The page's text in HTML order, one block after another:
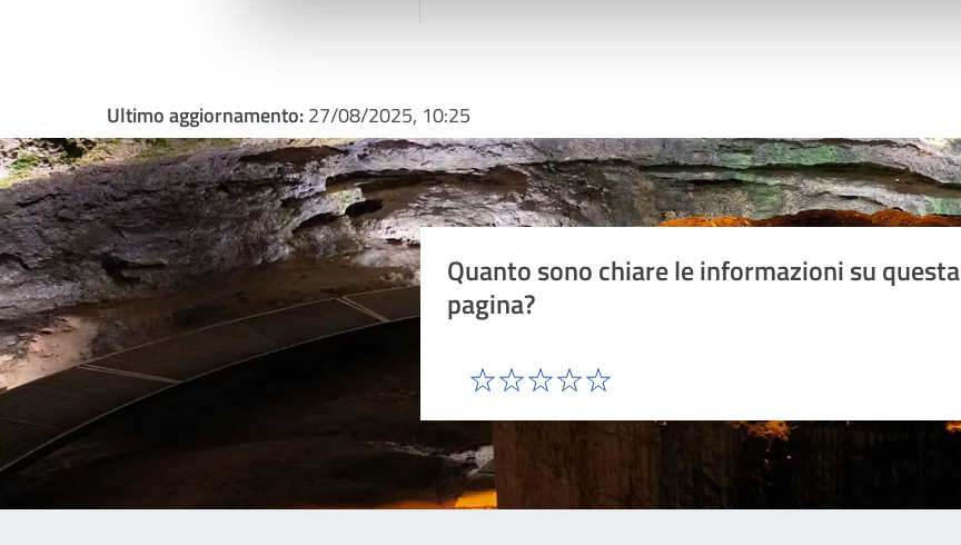
Ultimo aggiornamento:27/08/2025, 10:25
Quanto sono chiare le informazioni su questa
pagina?